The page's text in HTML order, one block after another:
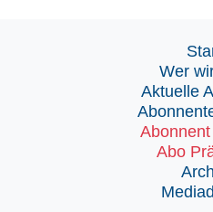
Wer
Aktuelle
Abo